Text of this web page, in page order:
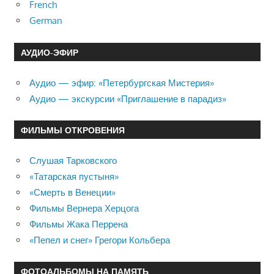
French
German
АУДИО-ЭФИР
Аудио — эфир: «Петербургская Мистерия»
Аудио — экскурсии «Приглашение в парадиз»
ФИЛЬМЫ ОТКРОВЕНИЯ
Слушая Тарковского
«Татарская пустыня»
«Смерть в Венеции»
Фильмы Вернера Херцога
Фильмы Жака Перрена
«Пепел и снег» Грегори Кольбера
ФОТОАЛЬБОМЫ НА ПАМЯТЬ